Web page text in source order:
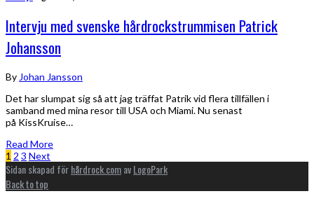
Intervju med svenske hårdrockstrummisen Patrick
Johansson
By Johan Jansson
Det har slumpat sig så att jag träffat Patrik vid flera tillfällen i
samband med mina resor till USA och Miami. Nu senast
på KissKruise…
Read More
1 2 3 Next
Sidan skapad förhårdrock.comavLogoPark
Back to top